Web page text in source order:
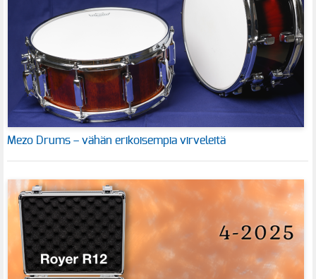
Mezo Drums – vähän erikoisempia virveleitä